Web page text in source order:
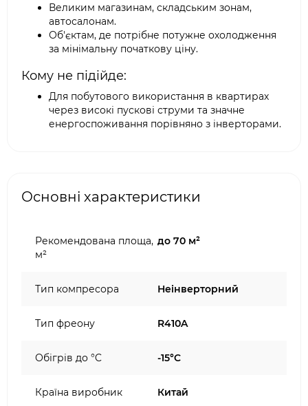
Великим магазинам, складським зонам,
автосалонам.
Об'єктам, де потрібне потужне охолодження
за мінімальну початкову ціну.
Кому не підійде:
Для побутового використання в квартирах
через високі пускові струми та значне
енергоспоживання порівняно з інверторами.
Основні характеристики
Рекомендована площа,
м²
до 70 м²
Тип компресора Неінверторний
Тип фреону R410A
Обігрів до °C -15°C
Країна виробник Китай